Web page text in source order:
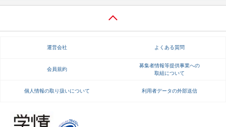
運営会社 よくある質問
会員規約
募集者情報等提供事業への
取組について
個人情報の取り扱いについて 利用者データの外部送信